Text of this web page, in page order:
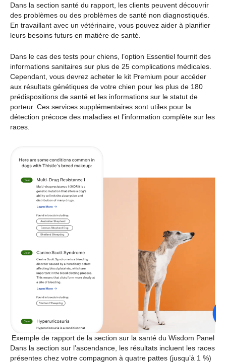
Dans la section santé du rapport, les clients peuvent découvrir
des problèmes ou des problèmes de santé non diagnostiqués.
En travaillant avec un vétérinaire, vous pouvez aider à planifier
leurs besoins futurs en matière de santé.
Dans le cas des tests pour chiens, l’option Essentiel fournit des
informations sanitaires sur plus de 25 complications médicales.
Cependant, vous devrez acheter le kit Premium pour accéder
aux résultats génétiques de votre chien pour les plus de 180
prédispositions de santé et les informations sur le statut de
porteur. Ces services supplémentaires sont utiles pour la
détection précoce des maladies et l’information complète sur les
races.
Exemple de rapport de la section sur la santé du Wisdom Panel
Dans la section sur l’ascendance, les résultats incluent les races
présentes chez votre compagnon à quatre pattes (jusqu’à 1 %)